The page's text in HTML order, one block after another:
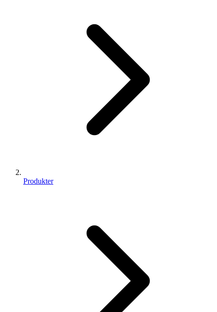
Produkter